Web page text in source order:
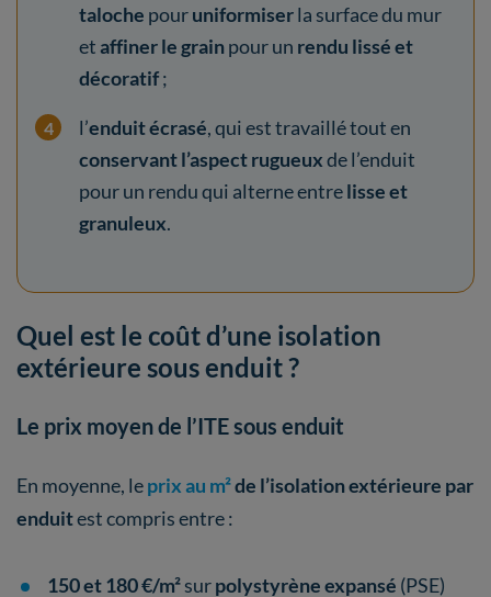
taloche pouruniformiserla surface du mur
etaffiner le grainpour un rendu lissé et
décoratif;
l’enduit écrasé, qui est travaillé tout en
conservant l’aspect rugueuxde l’enduit
pour un rendu qui alterne entrelisse et
granuleux.
Quel est le coût d’une isolation
extérieure sous enduit ?
Le prix moyen de l’ITE sous enduit
En moyenne, leprix au m²de l’isolation extérieure par
enduitest compris entre :
150 et 180 €/m²surpolystyrène expansé (PSE)